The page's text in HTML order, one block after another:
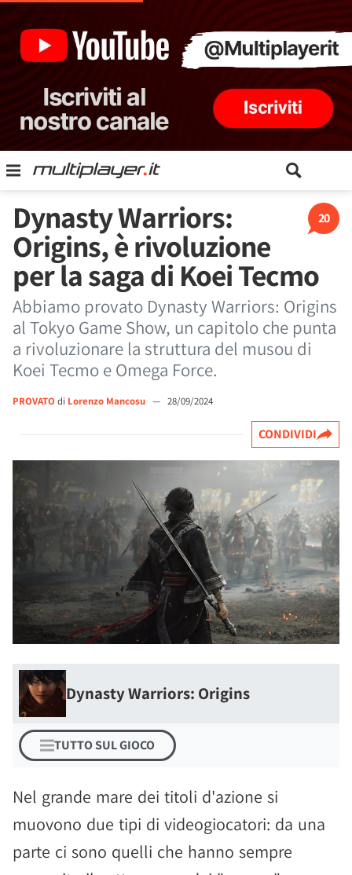
20
Dynasty Warriors:
Origins, è rivoluzione
per la saga di Koei Tecmo
Abbiamo provato Dynasty Warriors: Origins
al Tokyo Game Show, un capitolo che punta
a rivoluzionare la struttura del musou di
Koei Tecmo e Omega Force.
PROVATO di Lorenzo Mancosu — 28/09/2024
CONDIVIDI
Dynasty Warriors: Origins
TUTTO SUL GIOCO
Nel grande mare dei titoli d'azione si
muovono due tipi di videogiocatori: da una
parte ci sono quelli che hanno sempre